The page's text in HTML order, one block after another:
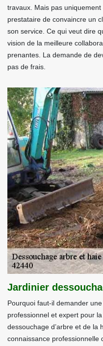
travaux. Mais pas
prestataire de convaincre un
son service. Ce qui veut dire
vision de la meilleure
prenantes. La demande de
pas de frais.
Jardinier
Pourquoi faut-il demander
professionnel et expert pour
dessouchage d’arbre et de la
connaissance professionnelle